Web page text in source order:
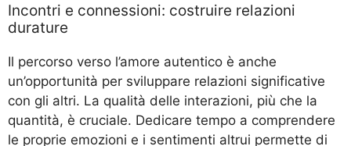
Incontri e connessioni: costruire relazioni
durature
Il percorso verso l’amore autentico è anche
un’opportunità per sviluppare relazioni significative
con gli altri. La qualità delle interazioni, più che la
quantità, è cruciale. Dedicare tempo a comprendere
le proprie emozioni e i sentimenti altrui permette di